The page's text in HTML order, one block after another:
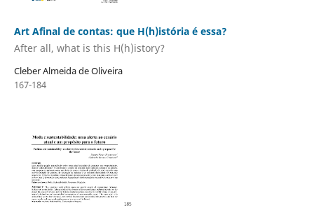
Art Afinal de contas: que H(h)istória é essa?
After all, what is this H(h)istory?
Cleber Almeida de Oliveira
167-184